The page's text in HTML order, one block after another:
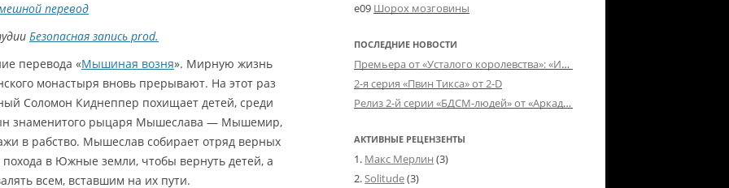
перевод
Безопасная запись prod.
перевода «Мышиная возня». Мирную жизнь
монастыря вновь прерывают. На этот раз
Соломон Киднеппер похищает детей, среди
знаменитого рыцаря Мышеслава — Мышемир,
в рабство. Мышеслав собирает отряд верных
похода в Южные земли, чтобы вернуть детей, а
всем, вставшим на их пути.
e09 Шорох мозговины
ПОСЛЕДНИЕ НОВОСТИ
Премьера от «Усталого королевства»: «Игорь начал»
2-я серия «Пвин Тикса» от 2-D
Релиз 2-й серии «БДСМ-людей» от «Аркада Фильм»
АКТИВНЫЕ РЕЦЕНЗЕНТЫ
Макс Мерлин (3)
Solitude(3)